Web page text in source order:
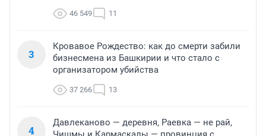
46 549 11
3
Кровавое Рождество: как до смерти забили
бизнесмена из Башкирии и что стало с
организатором убийства
37 266 13
4
Давлеканово — деревня, Раевка — не рай,